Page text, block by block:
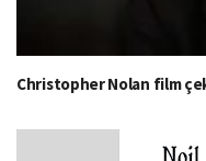
Christopher Nolan film